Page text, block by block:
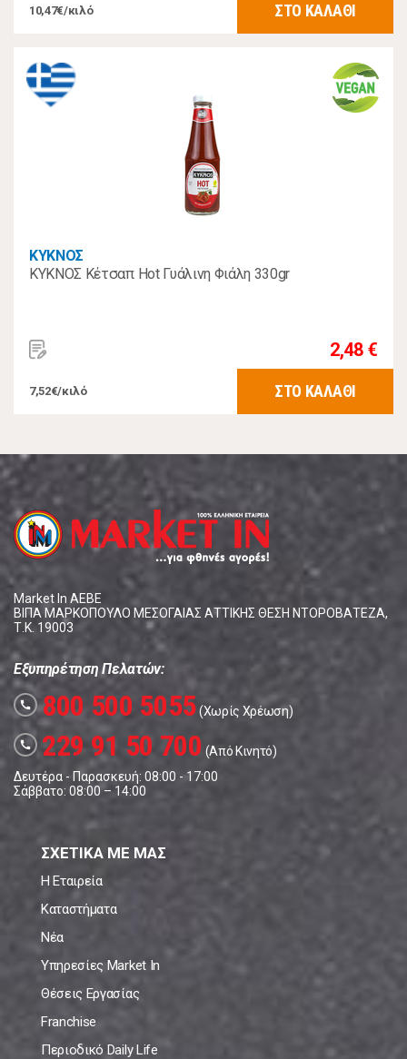
10,47€/κιλό ΣΤΟ ΚΑΛΑΘΙ
ΚΥΚΝΟΣ
ΚΥΚΝΟΣ Κέτσαπ Hot Γυάλινη Φιάλη 330gr
2,48 €
7,52€/κιλό ΣΤΟ ΚΑΛΑΘΙ
Market In ΑΕΒΕ
ΒΙΠΑ ΜΑΡΚΟΠΟΥΛΟ ΜΕΣΟΓΑΙΑΣ ΑΤΤΙΚΗΣ ΘΕΣΗ ΝΤΟΡΟΒΑΤΕΖΑ,
Τ.Κ. 19003
Εξυπηρέτηση Πελατών:
call 800 500 5055(Χωρίς Χρέωση)
call 229 91 50 700 (Από Κινητό)
Δευτέρα - Παρασκευή: 08:00 - 17:00
Σάββατο: 08:00 – 14:00
ΣΧΕΤΙΚΑ ΜΕ ΜΑΣ
Η Εταιρεία
Καταστήματα
Νέα
Υπηρεσίες Market In
Θέσεις Εργασίας
Franchise
Περιοδικό Daily Life